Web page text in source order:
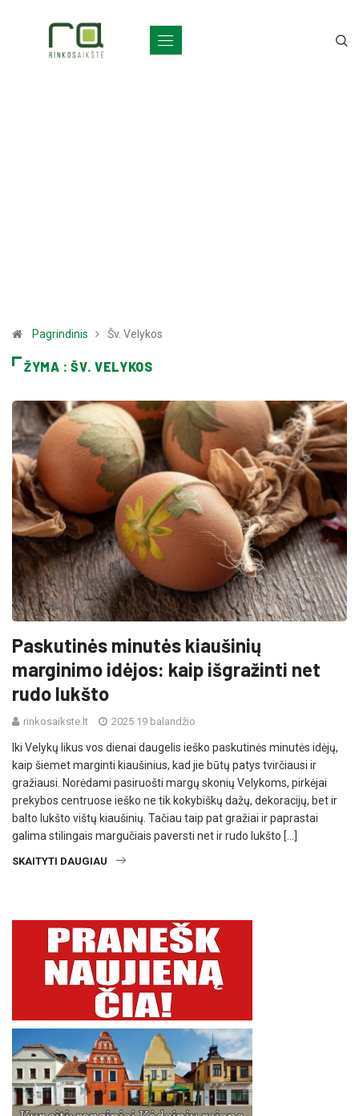
Pagrindinis Šv. Velykos
ŽYMA : ŠV. VELYKOS
Paskutinės minutės kiaušinių
marginimo idėjos: kaip išgražinti net
rudo lukšto
rinkosaikste.lt 2025 19 balandžio
Iki Velykų likus vos dienai daugelis ieško paskutinės minutės idėjų,
kaip šiemet marginti kiaušinius, kad jie būtų patys tvirčiausi ir
gražiausi. Norėdami pasiruošti margų skonių Velykoms, pirkėjai
prekybos centruose ieško ne tik kokybiškų dažų, dekoracijų, bet ir
balto lukšto vištų kiaušinių. Tačiau taip pat gražiai ir paprastai
galima stilingais margučiais paversti net ir rudo lukšto […]
SKAITYTI DAUGIAU